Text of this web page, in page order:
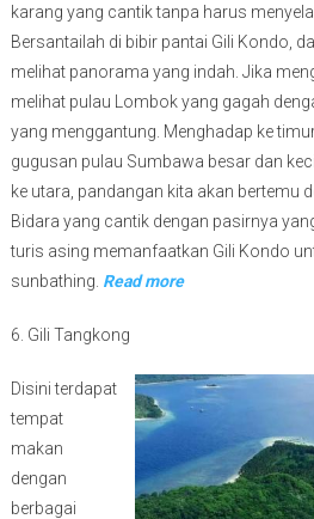
karang yang cantik tanpa harus
Bersantailah di bibir pantai Gili Kondo,
melihat panorama yang indah. Jika
melihat pulau Lombok yang gagah
yang menggantung. Menghadap ke
gugusan pulau Sumbawa besar dan
ke utara, pandangan kita akan bertemu
Bidara yang cantik dengan pasirnya
turis asing memanfaatkan Gili Kondo
sunbathing. Read more
6. Gili Tangkong
Disini terdapat
tempat
makan
dengan
berbagai